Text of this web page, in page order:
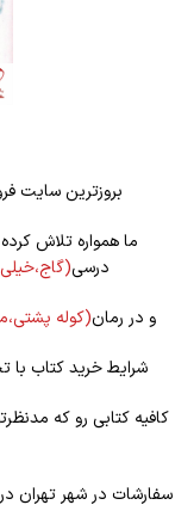
بروزترین سایت
ما همواره تلاش
درسی(گاج،خیلی
و در رمان(کوله
شرایط خرید کتاب با
کافیه کتابی رو که
سفارشات در شهر تهران